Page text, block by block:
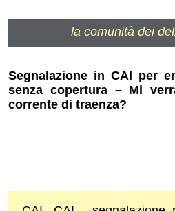
la comunità dei
Segnalazione in CAI per
senza copertura – Mi
corrente di traenza?